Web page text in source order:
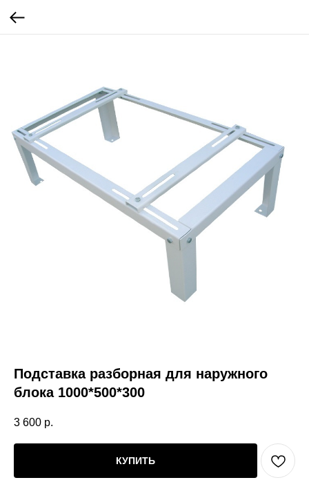
Подставка разборная для наружного
блока 1000*500*300
3 600 р.
КУПИТЬ